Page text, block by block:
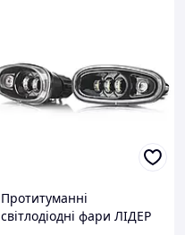
Протитуманні
світлодіодні фари ЛІДЕР